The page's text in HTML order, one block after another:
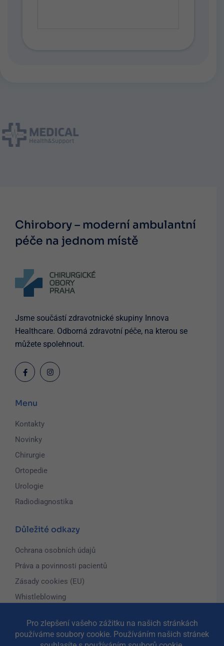
Chirobory – moderní ambulantní
péče na jednom místě
Jsme součástí zdravotnické skupiny Innova
Healthcare. Odborná zdravotní péče, na kterou se
můžete spolehnout.
Menu
Kontakty
Novinky
Chirurgie
Ortopedie
Urologie
Radiodiagnostika
Důležité odkazy
Ochrana osobních údajů
Práva a povinnosti pacientů
Zásady cookies (EU)
Whistleblowing
Adresa